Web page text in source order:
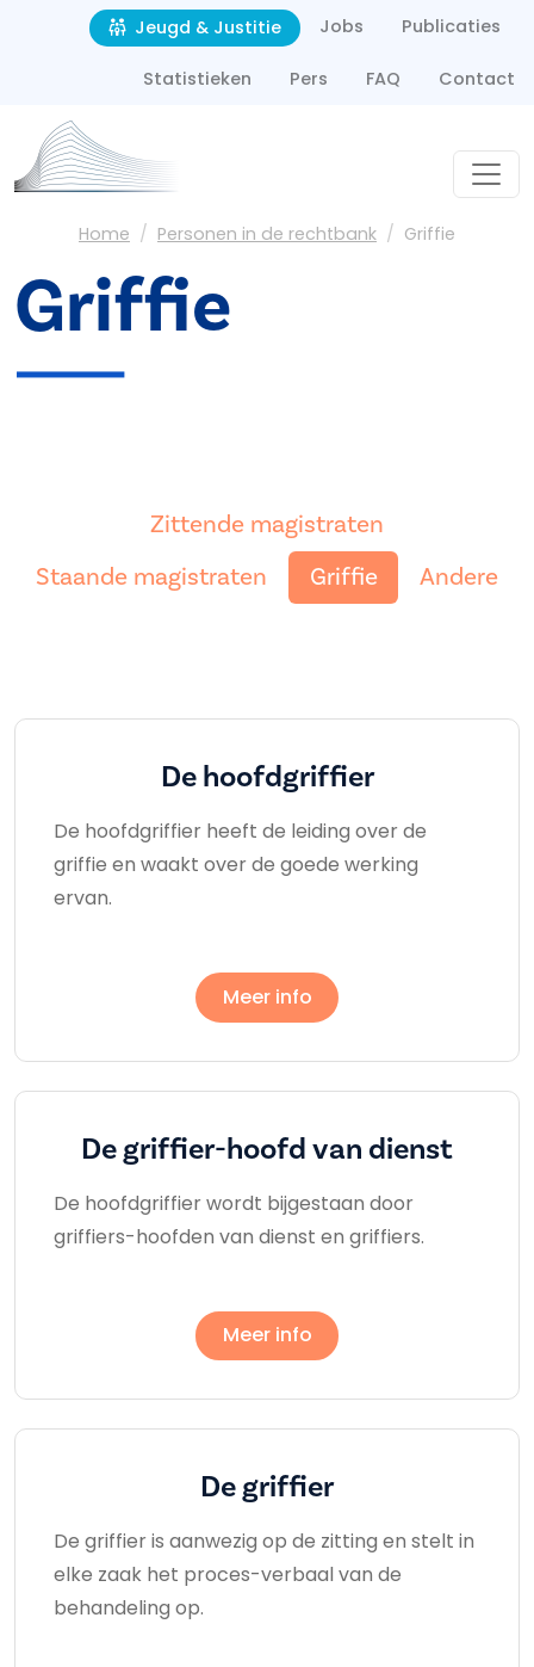
Overslaan en naar de inhoud gaan
Second navigation
Jeugd & Justitie Jobs Publicaties
Statistieken Pers FAQ Contact
Kruimelpad
Home Personen in de rechtbank Griffie
Griffie
Zittende magistraten
Staande magistraten
Griffie Andere
De hoofdgriffier
De hoofdgriffier heeft de leiding over de
griffie en waakt over de goede werking
ervan.
Meer info
De griffier-hoofd van dienst
De hoofdgriffier wordt bijgestaan door
griffiers-hoofden van dienst en griffiers.
Meer info
De griffier
De griffier is aanwezig op de zitting en stelt in
elke zaak het proces-verbaal van de
behandeling op.